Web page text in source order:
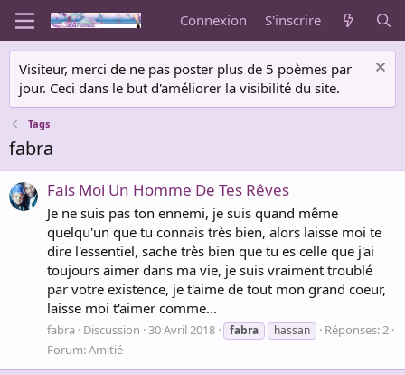
Connexion S'inscrire
Visiteur, merci de ne pas poster plus de 5 poèmes par
jour. Ceci dans le but d'améliorer la visibilité du site.
Tags
fabra
Fais Moi Un Homme De Tes Rêves
Je ne suis pas ton ennemi, je suis quand même
quelqu'un que tu connais très bien, alors laisse moi te
dire l'essentiel, sache très bien que tu es celle que j'ai
toujours aimer dans ma vie, je suis vraiment troublé
par votre existence, je t'aime de tout mon grand coeur,
laisse moi t'aimer comme...
fabra Discussion 30 Avril 2018 fabra hassan
Réponses: 2
Forum:Amitié